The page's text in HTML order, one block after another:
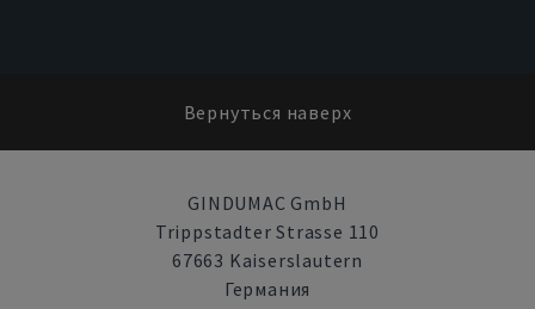
Вернуться наверх
GINDUMAC GmbH
Trippstadter Strasse 110
67663 Kaiserslautern
Германия